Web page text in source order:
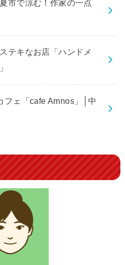
市で涼む！作家の一点
テキなお店「ハンドメ
フェ「cafe Amnos」│中